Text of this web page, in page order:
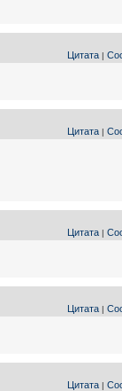
Цитата |
Цитата |
Цитата |
Цитата |
Цитата |